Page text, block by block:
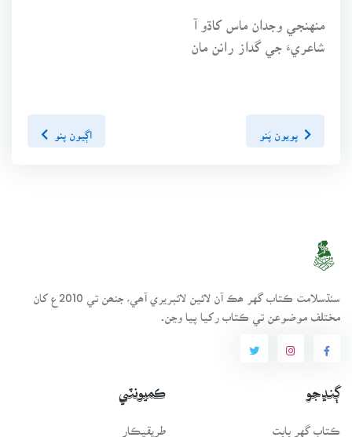
منهنجي وجدان ماس کاڌو آ
شاعريءَ جي گداز رانن مان
پويون پَنو اڳيون پنو
سنڌسلامت ڪتاب گهر ھڪ آن لائين لائبريري آھي، جنھن تي 2010ع کان
مختلف موضوعن تي ڪتاب رکيا پيا وڃن.
ڳنڍجو
ڪتاب گهر بابت
ڪميونٽي
طريقيڪار